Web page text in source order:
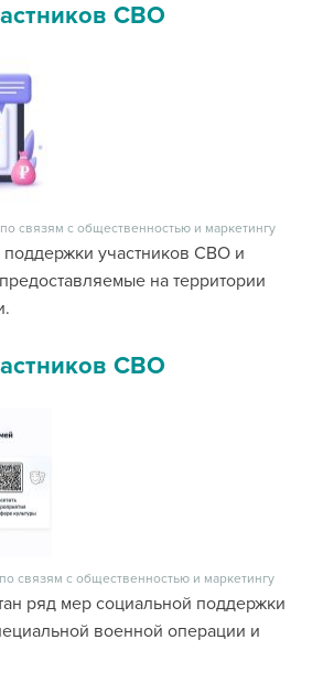
СВО
связям с общественностью и маркетингу
участников СВО и
на территории
СВО
связям с общественностью и маркетингу
ряд мер социальной поддержки
военной операции и